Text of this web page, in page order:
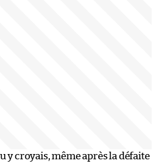
y croyais, même après la défaite